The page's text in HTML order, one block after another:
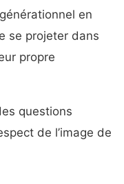
en
se projeter dans
propre
questions
de l’image de